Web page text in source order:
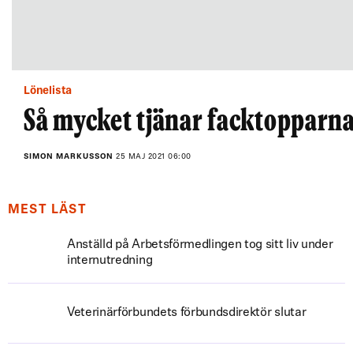
Lönelista
Så mycket tjänar
SIMON MARKUSSON 25 MAJ 2021 06:00
MEST LÄST
Anställd på Arbetsförmedlingen tog sitt liv under
internutredning
Veterinärförbundets förbundsdirektör slutar